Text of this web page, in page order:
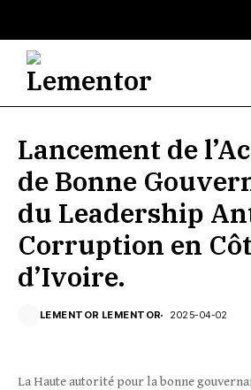
Lancement de
de Bonne
du Leadership
Corruption en
d’Ivoire.
LEMENTOR LEMENTOR 2025-04-02
La Haute autorité pour la bonne